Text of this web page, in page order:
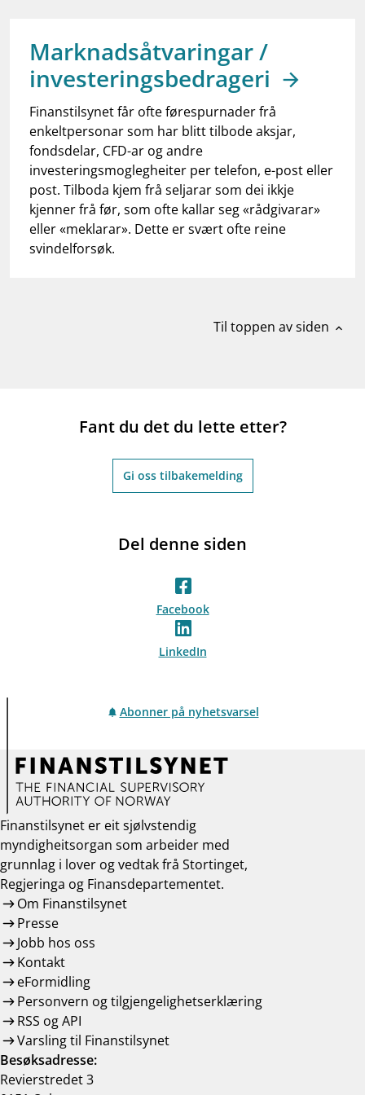
dashboardInformasjon for investorer
notifications_noneAbonner på nyhetsvarsel
Marknadsåtvaringar /
investeringsbedrageri
Finanstilsynet får ofte førespurnader frå
enkeltpersonar som har blitt tilbode aksjar,
fondsdelar, CFD-ar og andre
investeringsmoglegheiter per telefon, e-post eller
post. Tilboda kjem frå seljarar som dei ikkje
kjenner frå før, som ofte kallar seg «rådgivarar»
eller «meklarar». Dette er svært ofte reine
svindelforsøk.
Til toppen av siden expand_less
Fant du det du lette etter?
Gi oss tilbakemelding
Del denne siden
Facebook
LinkedIn
Abonner på nyhetsvarsel
Finanstilsynet er eit sjølvstendig
myndigheitsorgan som arbeider med
grunnlag i lover og vedtak frå Stortinget,
Regjeringa og Finansdepartementet.
Om Finanstilsynet
Presse
Jobb hos oss
Kontakt
eFormidling
Personvern og tilgjengelighetserklæring
RSS og API
Varsling til Finanstilsynet
Besøksadresse:
Revierstredet 3